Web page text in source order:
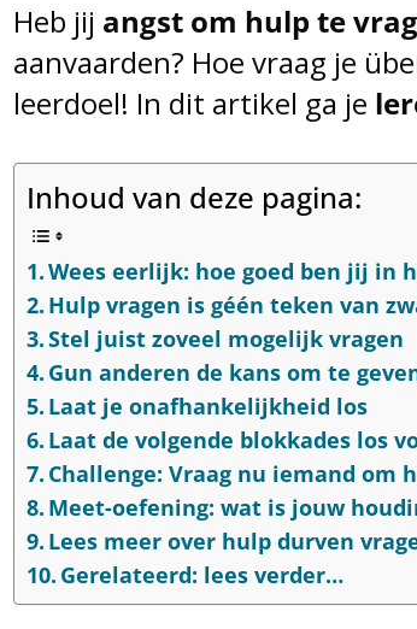
Heb jij angst om hulp te
aanvaarden? Hoe vraag je
leerdoel! In dit artikel ga je
Inhoud van deze pagina:
Wees eerlijk: hoe goed ben jij in
Hulp vragen is géén teken van
Stel juist zoveel mogelijk vragen
Gun anderen de kans om te
Laat je onafhankelijkheid los
Laat de volgende blokkades los
Challenge: Vraag nu iemand om
Meet-oefening: wat is jouw
Lees meer over hulp durven
Gerelateerd: lees verder…